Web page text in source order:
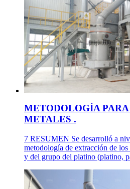
METODOLOGÍA
METALES .
7 RESUMEN Se desarrolló a
metodología de extracción de
y del grupo del platino (platino,